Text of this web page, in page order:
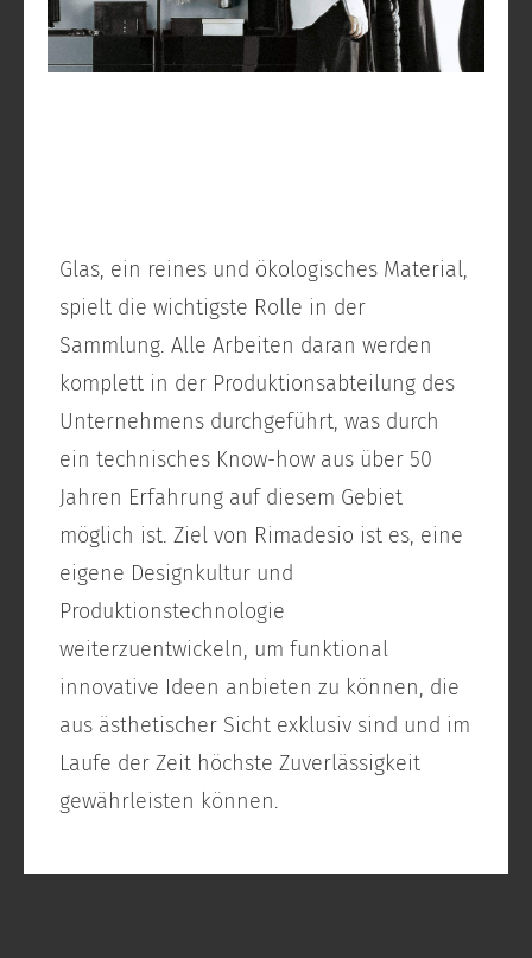
Glas, ein reines und ökologisches Material,
spielt die wichtigste Rolle in der
Sammlung. Alle Arbeiten daran werden
komplett in der Produktionsabteilung des
Unternehmens durchgeführt, was durch
ein technisches Know-how aus über 50
Jahren Erfahrung auf diesem Gebiet
möglich ist. Ziel von Rimadesio ist es, eine
eigene Designkultur und
Produktionstechnologie
weiterzuentwickeln, um funktional
innovative Ideen anbieten zu können, die
aus ästhetischer Sicht exklusiv sind und im
Laufe der Zeit höchste Zuverlässigkeit
gewährleisten können.